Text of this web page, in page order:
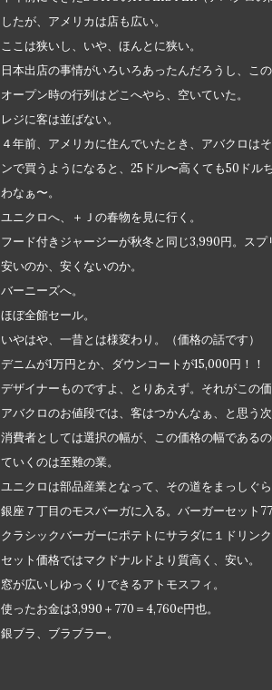
したが、アメリカは店も広い。
ここは狭いし、いや、ほんとに狭い。
日本出店の事情がいろいろあったんだろうし、こ
オープン時の行列はどこへやら、空いていた。
レジに客は並ばない。
４年前、アメリカに住んでいたとき、アバクロは
ンで買うようになると、25ドル〜高くても50ドル
わなぁ〜。
ユニクロへ、＋Ｊの春物を見に行く。
フード付きジャージーが秋冬と同じ3,990円。スプ
安いのか、安くないのか。
バーニーズへ。
ほぼ全館セール。
いやはや、一昔とは様変わり。（価格の話です）
デニムが1万円とか、ダウンコートが15,000円！！
デザイナーものですよ、とりあえず。それがこの価
アバクロのお値段では、客はつかんなぁ、と思う次
消費者としては選択の幅が、この価格の幅である
ていくのは至難の業。
ユニクロは部品産業となって、その道をまっしぐら
銀座７丁目のモスバーガに入る。バーガーセット
クラシックバーガーにポテトにサラダに１ドリンク
セット価格ではマクドナルドより質高く、安い。
窓が広いしゆっくりできるアトモスフィ。
使ったお金は3,990＋770＝4,760e円也。
銀ブラ、ブラブラー。